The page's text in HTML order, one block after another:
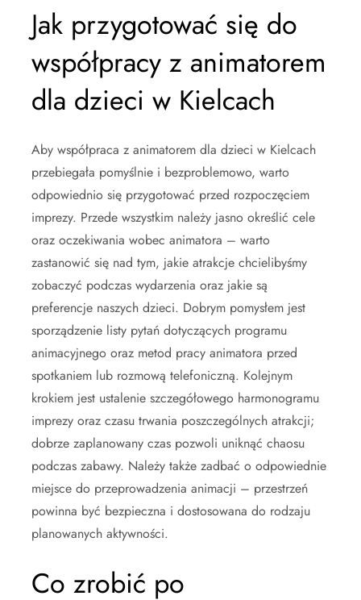
Jak przygotować się do
współpracy z animatorem
dla dzieci w Kielcach
Aby współpraca z animatorem dla dzieci w Kielcach
przebiegała pomyślnie i bezproblemowo, warto
odpowiednio się przygotować przed rozpoczęciem
imprezy. Przede wszystkim należy jasno określić cele
oraz oczekiwania wobec animatora – warto
zastanowić się nad tym, jakie atrakcje chcielibyśmy
zobaczyć podczas wydarzenia oraz jakie są
preferencje naszych dzieci. Dobrym pomysłem jest
sporządzenie listy pytań dotyczących programu
animacyjnego oraz metod pracy animatora przed
spotkaniem lub rozmową telefoniczną. Kolejnym
krokiem jest ustalenie szczegółowego harmonogramu
imprezy oraz czasu trwania poszczególnych atrakcji;
dobrze zaplanowany czas pozwoli uniknąć chaosu
podczas zabawy. Należy także zadbać o odpowiednie
miejsce do przeprowadzenia animacji – przestrzeń
powinna być bezpieczna i dostosowana do rodzaju
planowanych aktywności.
Co zrobić po